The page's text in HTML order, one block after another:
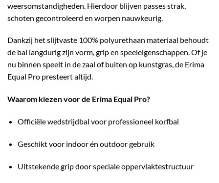
weersomstandigheden. Hierdoor blijven passes strak,
schoten gecontroleerd en worpen nauwkeurig.
Dankzij het slijtvaste 100% polyurethaan materiaal behoudt
de bal langdurig zijn vorm, grip en speeleigenschappen. Of je
nu binnen speelt in de zaal of buiten op kunstgras, de Erima
Equal Pro presteert altijd.
Waarom kiezen voor de Erima Equal Pro?
Officiële wedstrijdbal voor professioneel korfbal
Geschikt voor indoor én outdoor gebruik
Uitstekende grip door speciale oppervlaktestructuur